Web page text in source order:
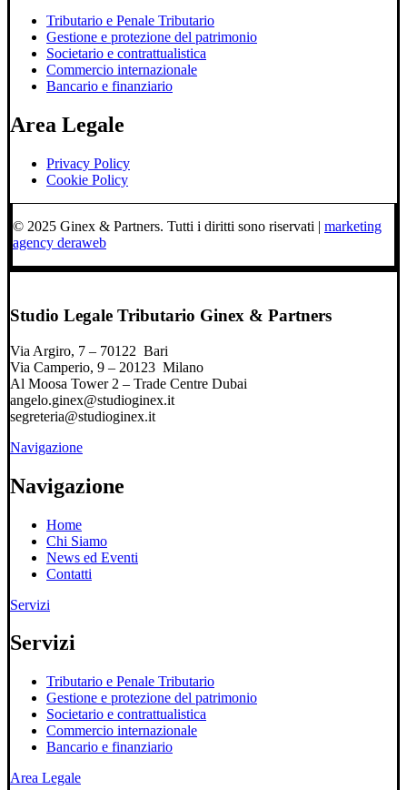
Tributario e Penale Tributario
Gestione e protezione del patrimonio
Societario e contrattualistica
Commercio internazionale
Bancario e finanziario
Area Legale
Privacy Policy
Cookie Policy
© 2025 Ginex & Partners. Tutti i diritti sono riservati | marketing
agency deraweb
Studio Legale Tributario Ginex & Partners
Via Argiro, 7 – 70122 Bari
Via Camperio, 9 – 20123 Milano
Al Moosa Tower 2 – Trade Centre Dubai
angelo.ginex@studioginex.it
segreteria@studioginex.it
Navigazione
Navigazione
Home
Chi Siamo
News ed Eventi
Contatti
Servizi
Servizi
Tributario e Penale Tributario
Gestione e protezione del patrimonio
Societario e contrattualistica
Commercio internazionale
Bancario e finanziario
Area Legale